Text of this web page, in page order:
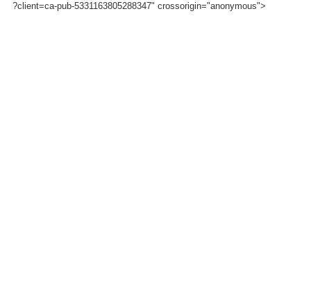
?client=ca-pub-5331163805288347" crossorigin="anonymous">